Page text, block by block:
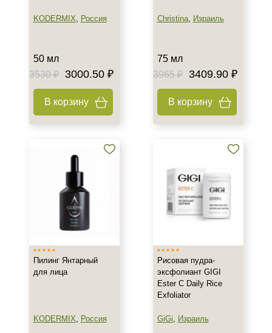
KODERMIX, Россия
50 мл
3530 ₽
3000.50 ₽
В корзину
Christina, Израиль
75 мл
3965 ₽
3409.90 ₽
В корзину
Пилинг Янтарный
для лица
KODERMIX, Россия
Рисовая пудра-
эксфолиант GIGI
Ester C Daily Rice
Exfoliator
GiGi, Израиль